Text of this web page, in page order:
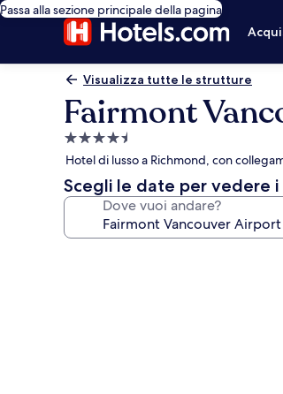
Passa alla sezione principale della pagina
Visualizza tutte le strutture
Fairmont
Struttura
a
4.5
stelle
Hotel di lusso a Richmond, con
Scegli le date per vedere i
Dove vuoi andare?